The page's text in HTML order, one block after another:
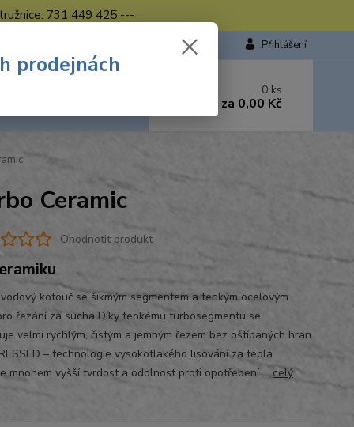
731 449 425 ---
Přihlášení
si rady? Zavolejte.
0 ks
za 0,00 Kč
Ceramic
Ohodnotit produkt
kotouč se šikmým segmentem a tenkým ocelovým
řezání za sucha Díky tenkému turbosegmentu se
velmi rychlým, čistým a jemným řezem bez oštípaných hran
– technologie vysokotlakého lisování za tepla
mnohem vyšší tvrdost a odolnost proti opotřebení ...celý
prodejnách